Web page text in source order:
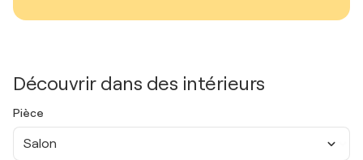
Découvrir dans des intérieurs
Pièce
Salon